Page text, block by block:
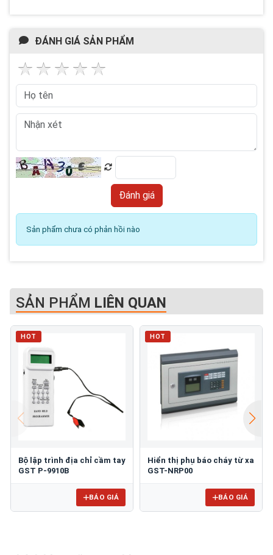
ĐÁNH GIÁ SẢN PHẨM
Sản phẩm chưa có phản hồi nào
SẢN PHẨM LIÊN QUAN
HOT
Bộ lập trình địa chỉ cầm tay
GST P-9910B
BÁO GIÁ
HOT
Hiển thị phụ báo cháy từ xa
GST-NRP00
BÁO GIÁ